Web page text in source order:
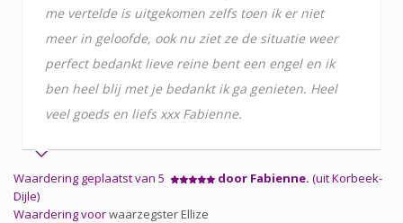
me vertelde is uitgekomen zelfs toen ik er niet
meer in geloofde, ook nu ziet ze de situatie weer
perfect bedankt lieve reine bent een engel en ik
ben heel blij met je bedankt ik ga genieten. Heel
veel goeds en liefs xxx Fabienne.
Waardering geplaatst van 5 door Fabienne. (uit Korbeek-
Dijle)
Waardering voorwaarzegster Ellize